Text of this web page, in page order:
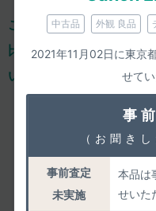
中古品 外観 良品
2021年11月02日に東京
せてい
事
（お聞き
事前査定
未実施
本品は
せいた
ご依頼のひと手間はおか
比較検討や気軽な相談が
いただけ、高い満足度に
皆様の満足度
2026年08月06日